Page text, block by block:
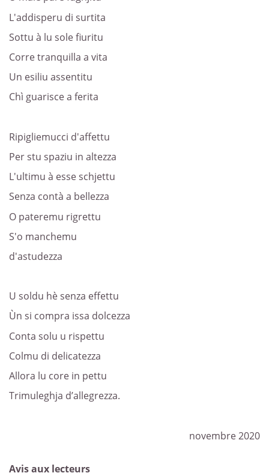
L'addisperu di surtita
Sottu à lu sole fiuritu
Corre tranquilla a vita
Un esiliu assentitu
Chì guarisce a ferita
Ripigliemucci d'affettu
Per stu spaziu in altezza
L'ultimu à esse schjettu
Senza contà a bellezza
O pateremu rigrettu
S'o manchemu
d'astudezza
U soldu hè senza effettu
Ùn si compra issa dolcezza
Conta solu u rispettu
Colmu di delicatezza
Allora lu core in pettu
Trimuleghja d’allegrezza.
novembre 2020
Avis aux lecteurs